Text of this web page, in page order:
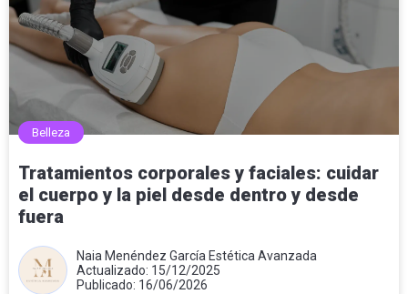
Belleza
Tratamientos corporales y faciales: cuidar
el cuerpo y la piel desde dentro y desde
fuera
Naia Menéndez García Estética Avanzada
Actualizado: 15/12/2025
Publicado: 16/06/2026